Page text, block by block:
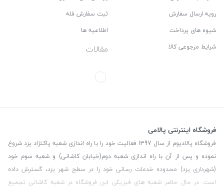
رویه ارسال سفارش
شیوه های پرداخت
شرایط مرجوعی کالا
ثبت سفارش فله
اطلاعیه ها
مقالات
فروشگاه اینترنتی پالامی
فروشگاه پالادیوم از سال 1397 فعالیت خود را با راه اندازی شعبه پاکنژاد یزد شروع
نموده و پس از آن با راه اندازی شعبه دوم(خیابان کاشانی) و شعبه سوم خود
(شهرداری یزد) محدوده خدمات رسانی خود را در سطح شهر یزد، گسترش داده
است. در حال حاضر شعبه های فیزیکی این فروشگاه در شعبه کاشانی تجمیع